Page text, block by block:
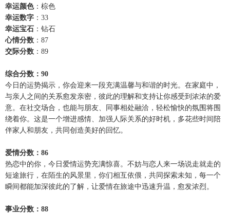
幸运颜色：棕色
幸运数字 ：33
幸运宝石 ：钻石
心情分数 ：87
交际分数 ：89
综合分数：90
今日的运势揭示，你会迎来一段充满温馨与和谐的时光。在家庭中，
与亲人之间的关系愈发亲密，彼此的理解和支持让你感受到浓浓的爱
意。在社交场合，也能与朋友、同事相处融洽，轻松愉快的氛围将围
绕着你。这是一个增进感情、加强人际关系的好时机，多花些时间陪
伴家人和朋友，共同创造美好的回忆。
爱情分数：86
热恋中的你，今日爱情运势充满惊喜。不妨与恋人来一场说走就走的
短途旅行，在陌生的风景里，你们相互依偎，共同探索未知，每一个
瞬间都能加深彼此的了解，让爱情在旅途中迅速升温，愈发浓烈。
事业分数：88